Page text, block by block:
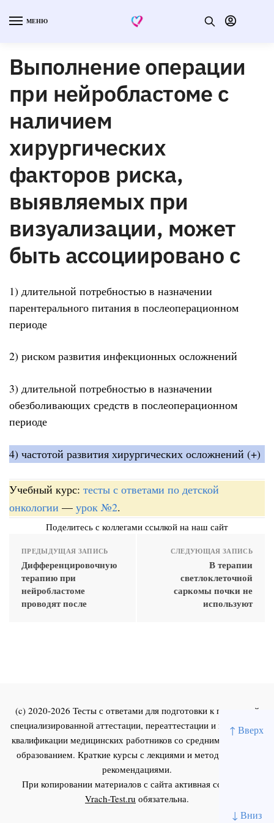
↑ Вверх
↓ Вниз
МЕНЮ
Выполнение операции
при нейробластоме с
наличием
хирургических
факторов риска,
выявляемых при
визуализации, может
быть ассоциировано с
1) длительной потребностью в назначении
парентерального питания в послеоперационном
периоде
2) риском развития инфекционных осложнений
3) длительной потребностью в назначении
обезболивающих средств в послеоперационном
периоде
4) частотой развития хирургических осложнений (+)
Учебный курс: тесты с ответами по детской
онкологии — урок №2.
Поделитесь с коллегами ссылкой на наш сайт
ПРЕДЫДУЩАЯ ЗАПИСЬ
Дифференцировочную
терапию при
нейробластоме
проводят после
СЛЕДУЮЩАЯ ЗАПИСЬ
В терапии
светлоклеточной
саркомы почки не
используют
(c) 2020-2026 Тесты с ответами для подготовки к первичной
специализированной аттестации, переаттестации и повышения
квалификации медицинских работников со средним и высшим
образованием. Краткие курсы с лекциями и методическими
рекомендациями.
При копировании материалов с сайта активная ссылка на
Vrach-Test.ru обязательна.